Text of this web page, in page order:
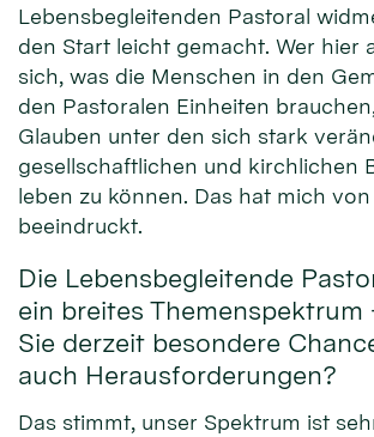
Lebensbegleitenden Pastoral
den Start leicht gemacht. Wer hier
sich, was die Menschen in den
den Pastoralen Einheiten
Glauben unter den sich stark
gesellschaftlichen und kirchlichen
leben zu können. Das hat mich
beeindruckt.
Die Lebensbegleitende
ein breites Themenspektrum
Sie derzeit besondere
auch Herausforderungen?
Das stimmt, unser Spektrum ist